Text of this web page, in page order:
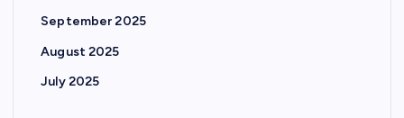
September 2025
August 2025
July 2025